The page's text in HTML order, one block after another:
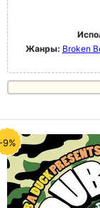
Жанры: Broken
9%